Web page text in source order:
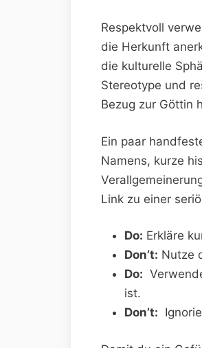
Respektvoll
‍die Herkunft
die kulturelle
Stereotype ‍und
Bezug zur Göttin‌
Ein paar
Namens, kurze
⁤Link zu einer
Do: ‌Erkläre
Don’t: ‍Nutze
Do:
ist.
Don’t: